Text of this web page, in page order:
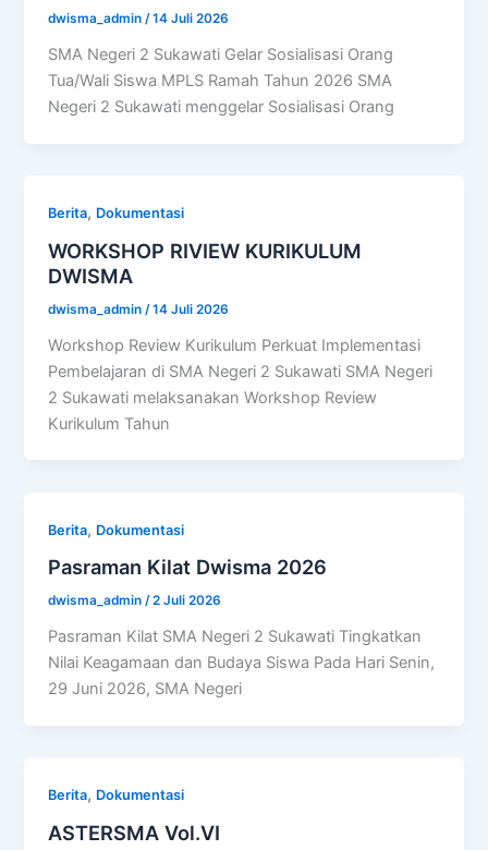
dwisma_admin/14 Juli 2026
SMA Negeri 2 Sukawati Gelar Sosialisasi Orang
Tua/Wali Siswa MPLS Ramah Tahun 2026 SMA
Negeri 2 Sukawati menggelar Sosialisasi Orang
Berita, Dokumentasi
WORKSHOP RIVIEW KURIKULUM
DWISMA
dwisma_admin /14 Juli 2026
Workshop Review Kurikulum Perkuat Implementasi
Pembelajaran di SMA Negeri 2 Sukawati SMA Negeri
2 Sukawati melaksanakan Workshop Review
Kurikulum Tahun
Berita, Dokumentasi
Pasraman Kilat Dwisma 2026
dwisma_admin/2 Juli 2026
Pasraman Kilat SMA Negeri 2 Sukawati Tingkatkan
Nilai Keagamaan dan Budaya Siswa Pada Hari Senin,
29 Juni 2026, SMA Negeri
Berita, Dokumentasi
ASTERSMA Vol.VI